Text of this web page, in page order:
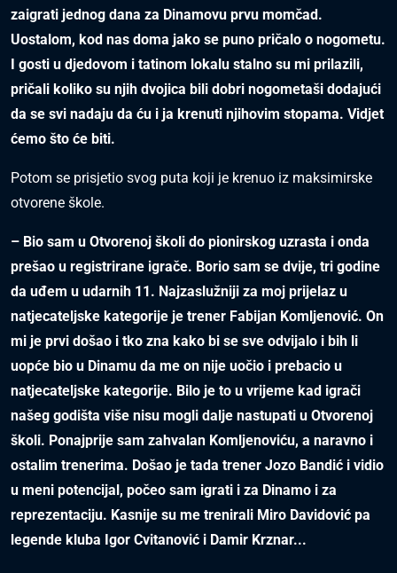
zaigrati jednog dana za Dinamovu prvu momčad.
Uostalom, kod nas doma jako se puno pričalo o nogometu.
I gosti u djedovom i tatinom lokalu stalno su mi prilazili,
pričali koliko su njih dvojica bili dobri nogometaši dodajući
da se svi nadaju da ću i ja krenuti njihovim stopama. Vidjet
ćemo što će biti.
Potom se prisjetio svog puta koji je krenuo iz maksimirske
otvorene škole.
– Bio sam u Otvorenoj školi do pionirskog uzrasta i onda
prešao u registrirane igrače. Borio sam se dvije, tri godine
da uđem u udarnih 11. Najzaslužniji za moj prijelaz u
natjecateljske kategorije je trener Fabijan Komljenović. On
mi je prvi došao i tko zna kako bi se sve odvijalo i bih li
uopće bio u Dinamu da me on nije uočio i prebacio u
natjecateljske kategorije. Bilo je to u vrijeme kad igrači
našeg godišta više nisu mogli dalje nastupati u Otvorenoj
školi. Ponajprije sam zahvalan Komljenoviću, a naravno i
ostalim trenerima. Došao je tada trener Jozo Bandić i vidio
u meni potencijal, počeo sam igrati i za Dinamo i za
reprezentaciju. Kasnije su me trenirali Miro Davidović pa
legende kluba Igor Cvitanović i Damir Krznar...